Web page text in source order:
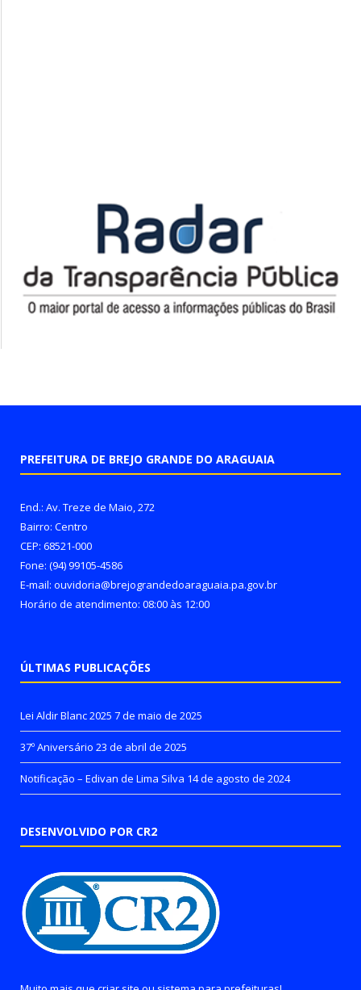
PREFEITURA DE BREJO GRANDE DO ARAGUAIA
End.: Av. Treze de Maio, 272
Bairro: Centro
CEP: 68521-000
Fone: (94) 99105-4586
E-mail: ouvidoria@brejograndedoaraguaia.pa.gov.br
Horário de atendimento: 08:00 às 12:00
ÚLTIMAS PUBLICAÇÕES
Lei Aldir Blanc 2025 7 de maio de 2025
37º Aniversário 23 de abril de 2025
Notificação – Edivan de Lima Silva 14 de agosto de 2024
DESENVOLVIDO POR CR2